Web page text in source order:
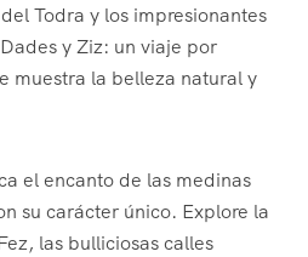
Todra y los impresionantes
y Ziz: un viaje por
muestra la belleza natural y
el encanto de las medinas
su carácter único. Explore la
las bulliciosas calles